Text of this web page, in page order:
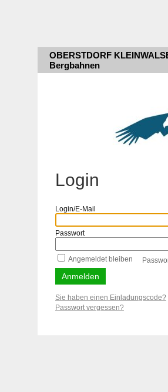
OBERSTDORF
Bergbahnen
Login
Login/E-Mail
Passwort
Angemeldet bleiben
Sie haben einen Einladungscode?
Passwort vergessen?